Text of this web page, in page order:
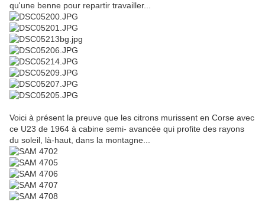
qu'une benne pour repartir travailler...
Voici à présent la preuve que les citrons murissent en Corse avec
ce U23 de 1964 à cabine semi- avancée qui profite des rayons
du soleil, là-haut, dans la montagne...